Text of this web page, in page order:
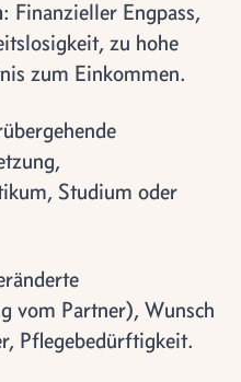
: Finanzieller Engpass,
zu hohe
zum Einkommen.
Studium oder
vom Partner), Wunsch
Pflegebedürftigkeit.